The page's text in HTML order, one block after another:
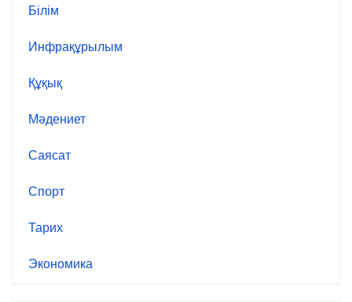
Білім
Инфрақұрылым
Құқық
Мәдениет
Саясат
Спорт
Тарих
Экономика